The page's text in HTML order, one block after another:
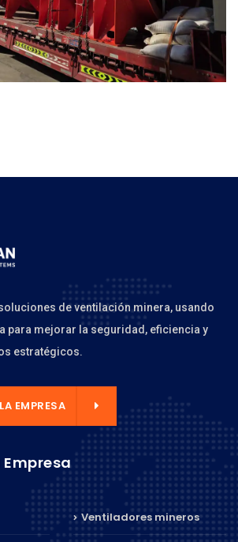
de ventilación minera, usando
para mejorar la seguridad, eficiencia y
estratégicos.
EMPRESA
Empresa
Ventiladores mineros